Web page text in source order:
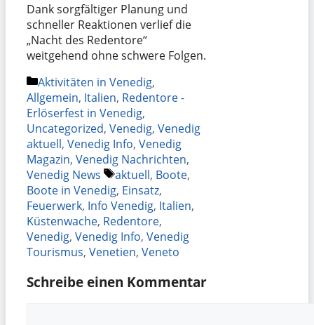
Dank sorgfältiger Planung und
schneller Reaktionen verlief die
„Nacht des Redentore“
weitgehend ohne schwere Folgen.
Kategorien
Aktivitäten in Venedig,
Allgemein, Italien, Redentore -
Erlöserfest in Venedig,
Uncategorized, Venedig, Venedig
aktuell, Venedig Info, Venedig
Magazin, Venedig Nachrichten,
Venedig News
Schlagwörter
aktuell, Boote,
Boote in Venedig, Einsatz,
Feuerwerk, Info Venedig, Italien,
Küstenwache, Redentore,
Venedig, Venedig Info, Venedig
Tourismus, Venetien, Veneto
Schreibe einen Kommentar